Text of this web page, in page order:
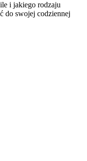
i jakiego rodzaju
do swojej codziennej